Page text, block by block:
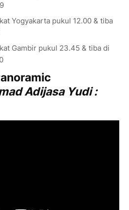
Yogyakarta pukul 12.00 & tiba
Gambir pukul 23.45 & tiba di
Adijasa Yudi :